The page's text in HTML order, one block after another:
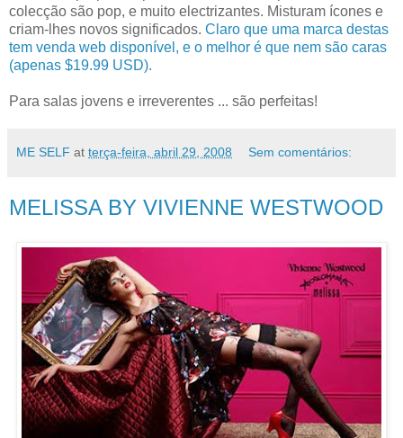
colecção são pop, e muito electrizantes. Misturam ícones e
criam-lhes novos significados. Claro que uma marca destas
tem venda web disponível, e o melhor é que nem são caras
(apenas $19.99 USD).
Para salas jovens e irreverentes ... são perfeitas!
ME SELF at terça-feira, abril 29, 2008 Sem comentários:
MELISSA BY VIVIENNE WESTWOOD